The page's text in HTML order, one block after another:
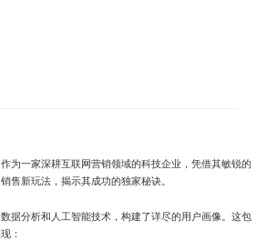
为一家深耕互联网营销领域的科技企业，凭借其敏锐的
售新玩法，揭示其成功的独家秘诀。
据分析和人工智能技术，构建了详尽的用户画像。这包
：